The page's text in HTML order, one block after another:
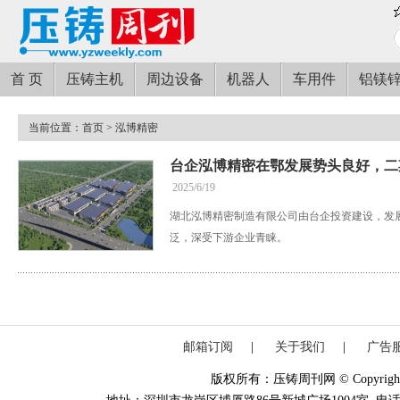
首 页 压铸主机 周边设备 机器人 车用件 铝镁
当前位置： 首页 > 泓博精密
台企泓博精密在鄂发展势头良好，
2025/6/19
湖北泓博精密制造有限公司由台企投资建设，
泛，深受下游企业青睐。
邮箱订阅 关于我们 广告
版权所有：压铸周刊网 ©